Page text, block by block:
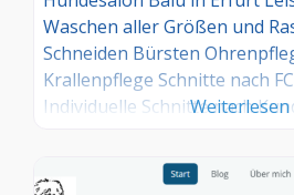
Waschen aller Größen und
Schneiden Bürsten
Krallenpflege Schnitte nach
Individuelle Schnitte nach
Weiterlesen